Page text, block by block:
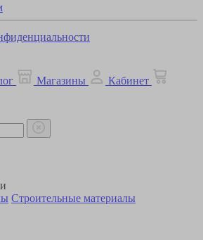
Магазины
Кабинет
Строительные материалы